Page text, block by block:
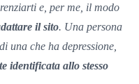
e, per me, il modo
il sito. Una persona
una che ha depressione,
identificata allo stesso